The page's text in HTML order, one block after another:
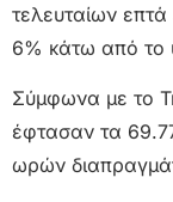
τελευταίων
6% κάτω από το
Σύμφωνα με το
έφτασαν τα
ωρών